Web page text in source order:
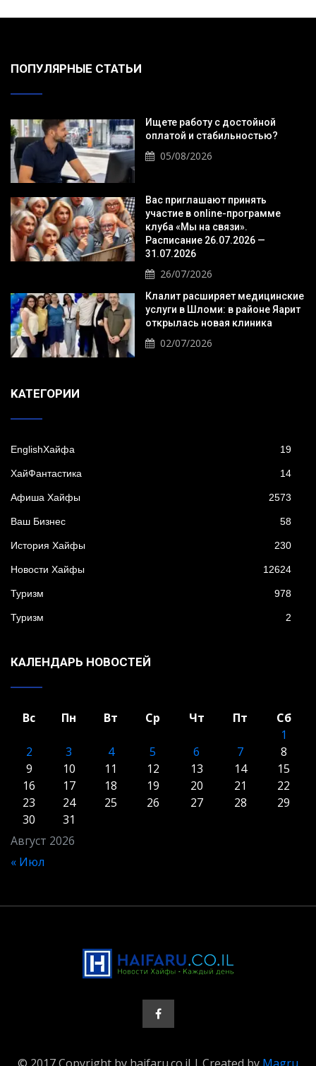
ПОПУЛЯРНЫЕ СТАТЬИ
Ищете работу с достойной
оплатой и стабильностью?
05/08/2026
Вас приглашают принять
участие в online-программе
клуба «Мы на связи».
Расписание 26.07.2026 —
31.07.2026
26/07/2026
Клалит расширяет медицинские
услуги в Шломи: в районе Яарит
открылась новая клиника
02/07/2026
KАТЕГОРИИ
EnglishХайфа 19
XайФантастика 14
Афиша Хайфы 2573
Ваш Бизнес 58
История Хайфы 230
Новости Хайфы 12624
Туризм 978
Туризм 2
КАЛЕНДАРЬ НОВОСТЕЙ
Август 2026
Вс Пн Вт Ср Чт Пт
Сб
1
2
3 4 5 6 7
8
9
10 11 12 13 14
15
16
17 18 19 20 21
22
23
24 25 26 27 28
29
30
31
« Июл
© 2017 Copyright by haifaru.co.il | Created by Magru